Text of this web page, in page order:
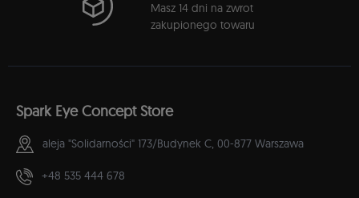
Masz 14 dni na zwrot
zakupionego towaru
Spark Eye Concept Store
aleja "Solidarności" 173/Budynek C, 00-877 Warszawa
+48 535 444 678